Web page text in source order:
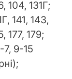
104, 131Г;
141, 143,
177, 179;
9-15